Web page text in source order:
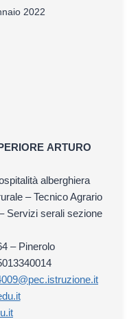
2022
ARTURO
alberghiera
– Tecnico Agrario
Servizi serali sezione
– Pinerolo